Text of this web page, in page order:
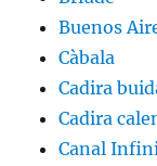
Buenos
Càbala
Cadira
Cadira
Canal